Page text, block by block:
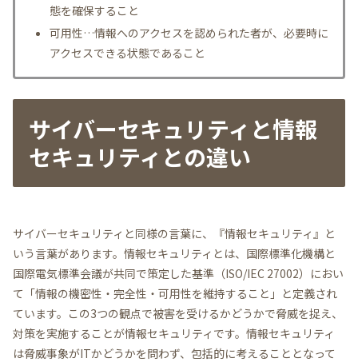
態を確保すること
可用性…情報へのアクセスを認められた者が、必要時に
アクセスできる状態であること
サイバーセキュリティと情報
セキュリティとの違い
サイバーセキュリティと同様の言葉に、『情報セキュリティ』と
いう言葉があります。情報セキュリティとは、国際標準化機構と
国際電気標準会議が共同で策定した基準（ISO/IEC 27002）におい
て「情報の機密性・完全性・可用性を維持すること」と定義され
ています。この3つの観点で被害を受けるかどうかで脅威を捉え、
対策を実施することが情報セキュリティです。情報セキュリティ
は脅威事象がITかどうかを問わず、包括的に考えることとなって